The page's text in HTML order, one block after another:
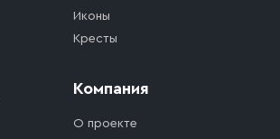
Иконы
Кресты
Компания
О проекте